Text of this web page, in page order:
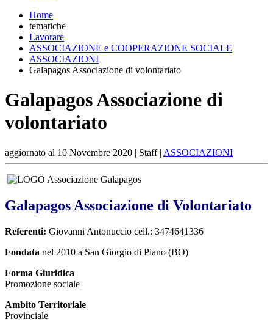
Home
tematiche
Lavorare
ASSOCIAZIONE e COOPERAZIONE SOCIALE
ASSOCIAZIONI
Galapagos Associazione di volontariato
Galapagos Associazione di
volontariato
aggiornato al 10 Novembre 2020 | Staff | ASSOCIAZIONI
Galapagos Associazione di Volontariato
Referenti: Giovanni Antonuccio cell.: 3474641336
Fondata nel 2010 a San Giorgio di Piano (BO)
Forma Giuridica
Promozione sociale
Ambito Territoriale
Provinciale